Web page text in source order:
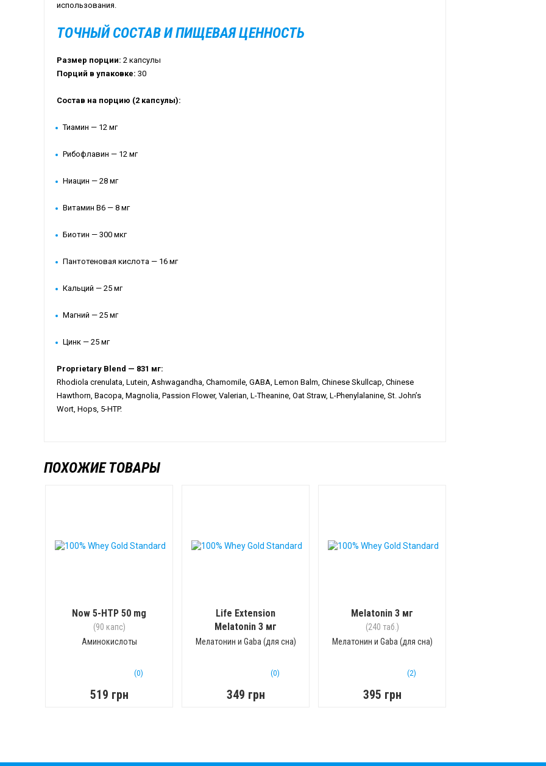
использования.
ТОЧНЫЙ СОСТАВ И ПИЩЕВАЯ ЦЕННОСТЬ
Размер порции: 2 капсулы
Порций в упаковке: 30
Состав на порцию (2 капсулы):
Тиамин — 12 мг
Рибофлавин — 12 мг
Ниацин — 28 мг
Витамин B6 — 8 мг
Биотин — 300 мкг
Пантотеновая кислота — 16 мг
Кальций — 25 мг
Магний — 25 мг
Цинк — 25 мг
Proprietary Blend — 831 мг:
Rhodiola crenulata, Lutein, Ashwagandha, Chamomile, GABA, Lemon Balm, Chinese Skullcap, Chinese
Hawthorn, Bacopa, Magnolia, Passion Flower, Valerian, L-Theanine, Oat Straw, L-Phenylalanine, St. John’s
Wort, Hops, 5-HTP.
ПОХОЖИЕ ТОВАРЫ
Now 5-HTP 50 mg
(90 капс)
Аминокислоты
(0)
519 грн
Life Extension
Melatonin 3 мг
(60 капс)
Мелатонин и Gaba (для сна)
(0)
349 грн
Melatonin 3 мг
(240 таб.)
Мелатонин и Gaba (для сна)
(2)
395 грн